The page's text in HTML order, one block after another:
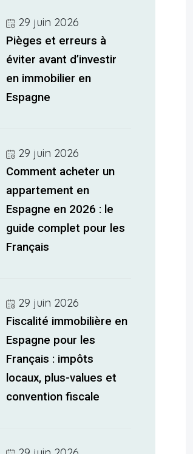
29 juin 2026
Pièges et erreurs à
éviter avant d’investir
en immobilier en
Espagne
29 juin 2026
Comment acheter un
appartement en
Espagne en 2026 : le
guide complet pour les
Français
29 juin 2026
Fiscalité immobilière en
Espagne pour les
Français : impôts
locaux, plus-values et
convention fiscale